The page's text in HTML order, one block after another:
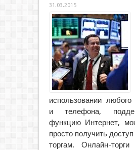
31.03.2015
использовании
и телефона,
функцию Интернет,
просто получить
торгам. Онлайн-